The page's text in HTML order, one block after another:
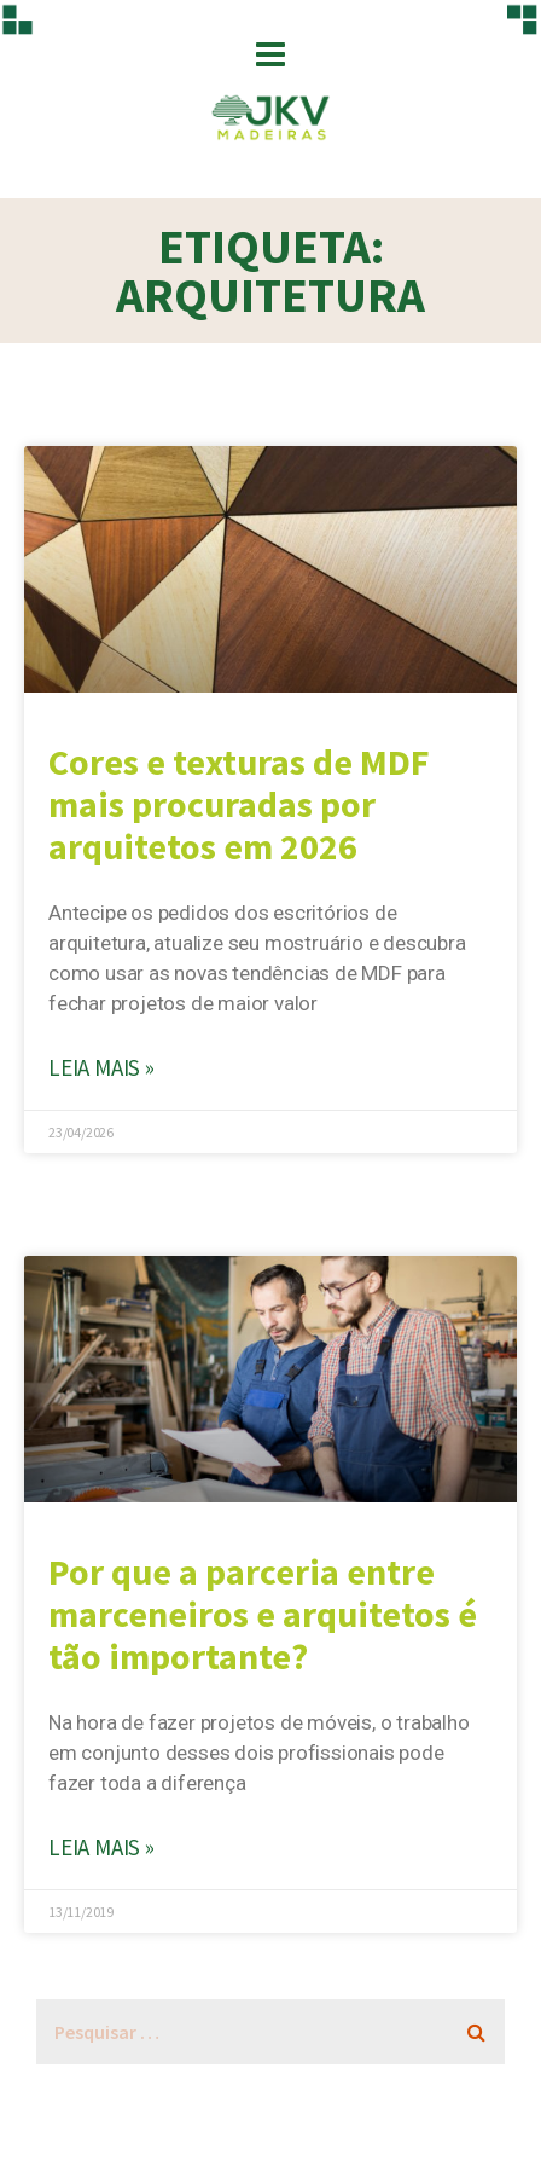
ETIQUETA:
ARQUITETURA
Cores e texturas de MDF
mais procuradas por
arquitetos em 2026
Antecipe os pedidos dos escritórios de
arquitetura, atualize seu mostruário e descubra
como usar as novas tendências de MDF para
fechar projetos de maior valor
LEIA MAIS »
23/04/2026
Por que a parceria entre
marceneiros e arquitetos é
tão importante?
Na hora de fazer projetos de móveis, o trabalho
em conjunto desses dois profissionais pode
fazer toda a diferença
LEIA MAIS »
13/11/2019